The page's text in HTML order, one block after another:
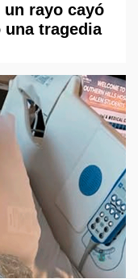
rayo cayó
tragedia